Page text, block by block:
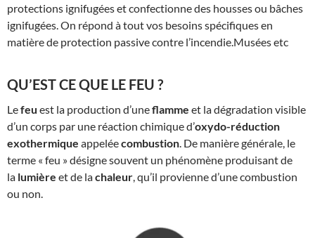
protections ignifugées et confectionne des housses ou bâches
ignifugées. On répond à tout vos besoins spécifiques en
matière de protection passive contre l’incendie.Musées etc
QU’EST CE QUE LE FEU ?
Lefeu est la production d’uneflamme et la dégradation visible
d’un corps par une réaction chimique d’oxydo-réduction
exothermique appeléecombustion . De manière générale, le
terme « feu » désigne souvent un phénomène produisant de
la lumière et de lachaleur , qu’il provienne d’une combustion
ou non.